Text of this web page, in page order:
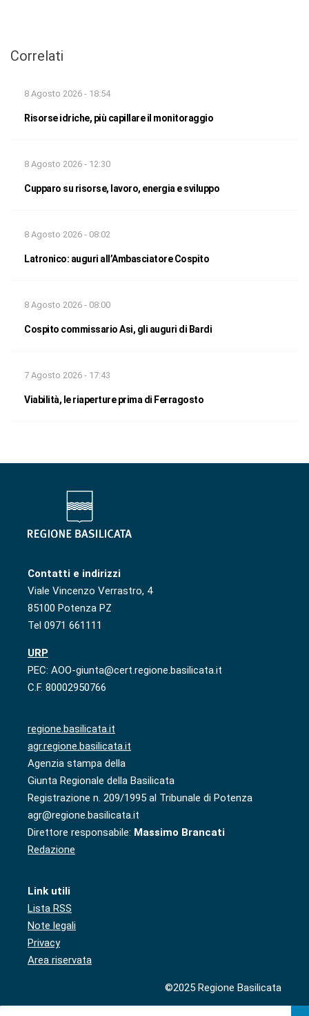
Correlati
8 Agosto 2026 - 18:54
Risorse idriche, più capillare il monitoraggio
8 Agosto 2026 - 12:30
Cupparo su risorse, lavoro, energia e sviluppo
8 Agosto 2026 - 08:02
Latronico: auguri all’Ambasciatore Cospito
8 Agosto 2026 - 08:00
Cospito commissario Asi, gli auguri di Bardi
7 Agosto 2026 - 17:43
Viabilità, le riaperture prima di Ferragosto
Contatti e indirizzi
Viale Vincenzo Verrastro, 4
85100 Potenza PZ
Tel 0971 661111
URP
PEC: AOO-giunta@cert.regione.basilicata.it
C.F. 80002950766
regione.basilicata.it
agr.regione.basilicata.it
Agenzia stampa della
Giunta Regionale della Basilicata
Registrazione n. 209/1995 al Tribunale di Potenza
agr@regione.basilicata.it
Direttore responsabile: Massimo Brancati
Redazione
Link utili
Lista RSS
Note legali
Privacy
Area riservata
©2025 Regione Basilicata